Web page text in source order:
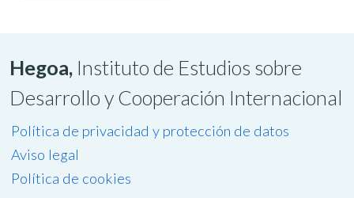
Hegoa, Instituto de Estudios sobre
Desarrollo y Cooperación Internacional
Política de privacidad y protección de datos
Aviso legal
Política de cookies